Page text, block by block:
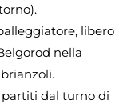
libero
nella
partiti dal turno di